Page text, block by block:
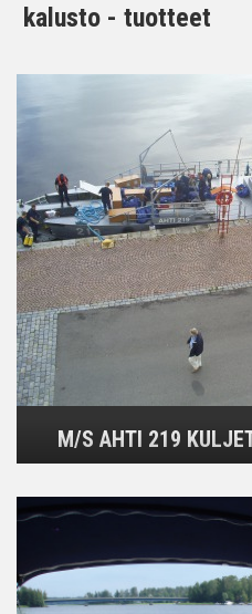
kalusto - tuotteet
M/S AHTI 219